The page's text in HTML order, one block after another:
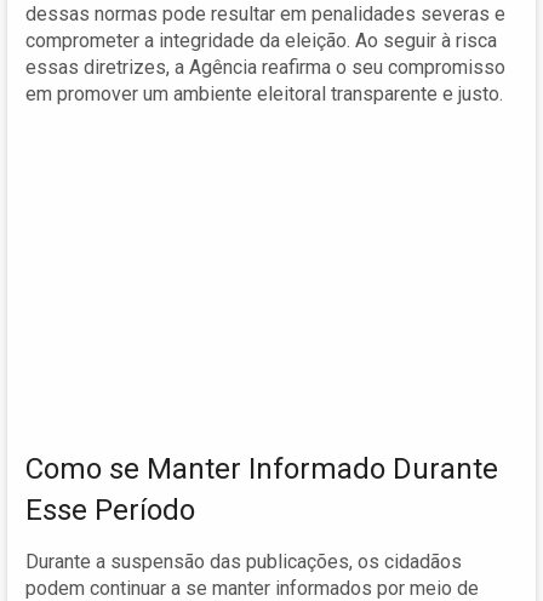
dessas normas pode resultar em penalidades severas e
comprometer a integridade da eleição. Ao seguir à risca
essas diretrizes, a Agência reafirma o seu compromisso
em promover um ambiente eleitoral transparente e justo.
Como se Manter Informado Durante
Esse Período
Durante a suspensão das publicações, os cidadãos
podem continuar a se manter informados por meio de